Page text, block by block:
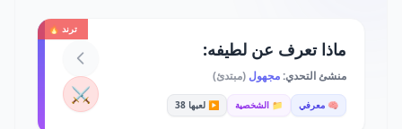
ترند 🔥
ماذا تعرف عن لطيفه:
منشئ التحدي:مجهول (مبتدئ)
🧠 معرفي 📁 الشخصية ▶️ لعبها 38 ⚔️